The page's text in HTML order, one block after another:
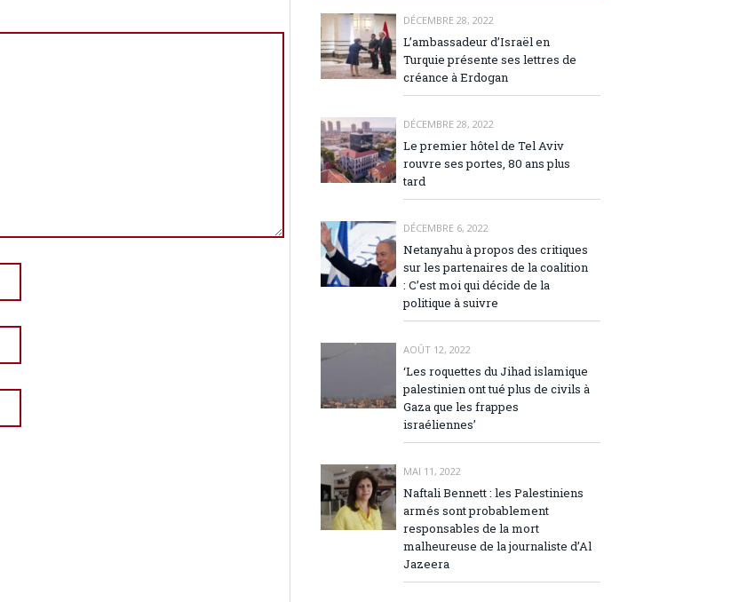
DÉCEMBRE 28, 2022
L’ambassadeur d’Israël en
Turquie présente ses lettres de
créance à Erdogan
DÉCEMBRE 28, 2022
Le premier hôtel de Tel Aviv
rouvre ses portes, 80 ans plus
tard
DÉCEMBRE 6, 2022
Netanyahu à propos des critiques
sur les partenaires de la coalition
: C’est moi qui décide de la
politique à suivre
AOÛT 12, 2022
‘Les roquettes du Jihad islamique
palestinien ont tué plus de civils à
Gaza que les frappes
israéliennes’
MAI 11, 2022
Naftali Bennett : les Palestiniens
armés sont probablement
responsables de la mort
malheureuse de la journaliste d’Al
Jazeera